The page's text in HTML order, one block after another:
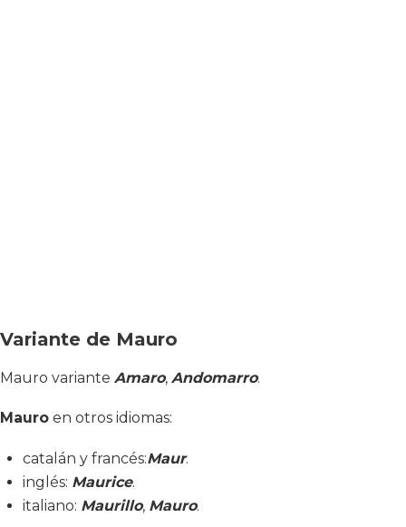
Variante de Mauro
Mauro variante Amaro, Andomarro.
Mauro en otros idiomas:
catalán y francés:Maur.
inglés: Maurice.
italiano: Maurillo, Mauro.